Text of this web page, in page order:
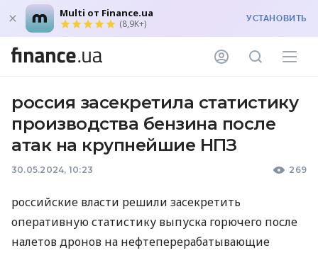
Multi от Finance.ua
(8,9K+) УСТАНОВИТЬ
россия засекретила статистику
производства бензина после
атак на крупнейшие НПЗ
30.05.2024, 10:23 269
российские власти решили засекретить
оперативную статистику выпуска горючего после
налетов дронов на нефтеперерабатывающие